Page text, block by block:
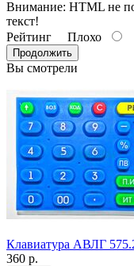
Внимание: HTML не
текст!
Рейтинг Плохо
Продолжить
Вы смотрели
Клавиатура АВЛГ
360 р.